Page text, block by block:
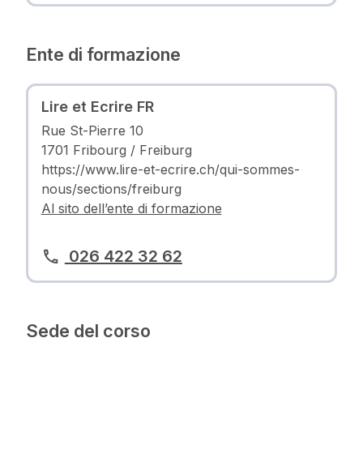
Ente di formazione
Lire et Ecrire FR
Rue St-Pierre 10
1701 Fribourg / Freiburg
https://www.lire-et-ecrire.ch/qui-sommes-
nous/sections/freiburg
Al sito dell’ente di formazione
026 422 32 62
Sede del corso